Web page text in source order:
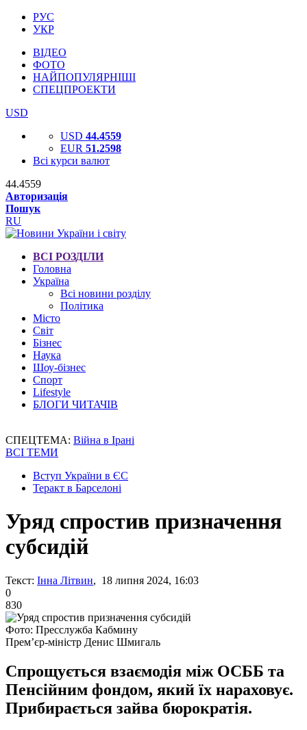
РУС
УКР
ВІДЕО
ФОТО
НАЙПОПУЛЯРНІШІ
СПЕЦПРОЕКТИ
USD
USD 44.4559
EUR 51.2598
Всі курси валют
44.4559
Авторизація
Пошук
RU
ВСІ РОЗДІЛИ
Головна
Україна
Всі новини розділу
Політика
Місто
Світ
Бізнес
Наука
Шоу-бізнес
Спорт
Lifestyle
БЛОГИ ЧИТАЧІВ
СПЕЦТЕМА: Війна в Ірані
ВСІ ТЕМИ
Вступ України в ЄС
Теракт в Барселоні
Уряд спростив призначення
субсидій
Текст: Інна Літвин, 18 липня 2024, 16:03
0
830
Фото: Пресслужба Кабмину
Прем’єр-міністр Денис Шмигаль
Спрощується взаємодія між ОСББ та
Пенсійним фондом, який їх нараховує.
Прибирається зайва бюрократія.